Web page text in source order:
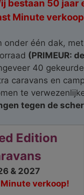
bestaan 50 jaar
Minute
onder één dak,
(PRIMEUR:
40
caravans en
te
tegen de
Edition
& 2027
verkoop!